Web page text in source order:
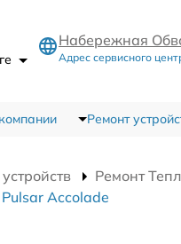
Набережная
Адрес сервисного
Ремонт
Ремонт
Accolade